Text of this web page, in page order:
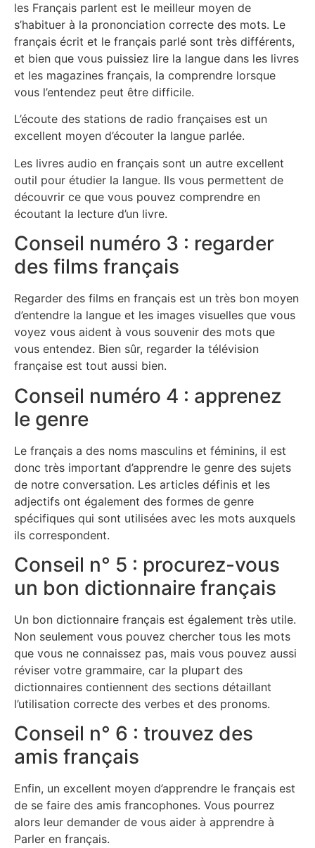
les Français parlent est le meilleur moyen de
s’habituer à la prononciation correcte des mots. Le
français écrit et le français parlé sont très différents,
et bien que vous puissiez lire la langue dans les livres
et les magazines français, la comprendre lorsque
vous l’entendez peut être difficile.
L’écoute des stations de radio françaises est un
excellent moyen d’écouter la langue parlée.
Les livres audio en français sont un autre excellent
outil pour étudier la langue. Ils vous permettent de
découvrir ce que vous pouvez comprendre en
écoutant la lecture d’un livre.
Conseil numéro 3 : regarder
des films français
Regarder des films en français est un très bon moyen
d’entendre la langue et les images visuelles que vous
voyez vous aident à vous souvenir des mots que
vous entendez. Bien sûr, regarder la télévision
française est tout aussi bien.
Conseil numéro 4 : apprenez
le genre
Le français a des noms masculins et féminins, il est
donc très important d’apprendre le genre des sujets
de notre conversation. Les articles définis et les
adjectifs ont également des formes de genre
spécifiques qui sont utilisées avec les mots auxquels
ils correspondent.
Conseil n° 5 : procurez-vous
un bon dictionnaire français
Un bon dictionnaire français est également très utile.
Non seulement vous pouvez chercher tous les mots
que vous ne connaissez pas, mais vous pouvez aussi
réviser votre grammaire, car la plupart des
dictionnaires contiennent des sections détaillant
l’utilisation correcte des verbes et des pronoms.
Conseil n° 6 : trouvez des
amis français
Enfin, un excellent moyen d’apprendre le français est
de se faire des amis francophones. Vous pourrez
alors leur demander de vous aider à apprendre à
Parler en français.